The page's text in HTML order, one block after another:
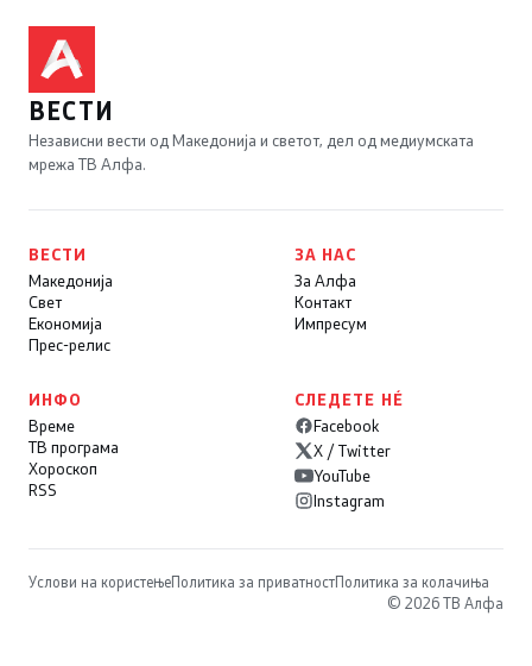
ВЕСТИ
Независни вести од Македонија и светот, дел од медиумската
мрежа ТВ Алфа.
ВЕСТИ
Македонија
Свет
Економија
Прес-релис
ЗА НАС
За Алфа
Контакт
Импресум
ИНФО
Време
ТВ програма
Хороскоп
RSS
СЛЕДЕТЕ НÉ
Facebook
X / Twitter
YouTube
Instagram
Услови на користењеПолитика за приватностПолитика за колачиња
© 2026 ТВ Алфа